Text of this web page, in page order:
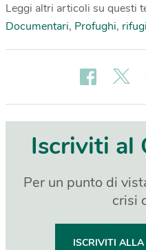
Leggi altri articoli su questi
Documentari, Profughi,
Iscriviti al
Per un punto di
crisi
ISCRIVITI